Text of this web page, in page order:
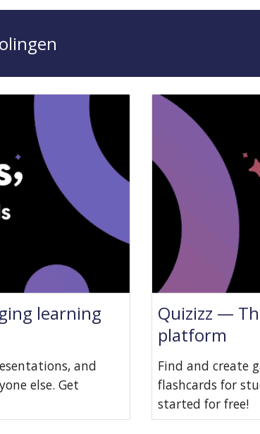
learning
and
else. Get
Quizizz —
platform
Find and create
flashcards for
started for free!